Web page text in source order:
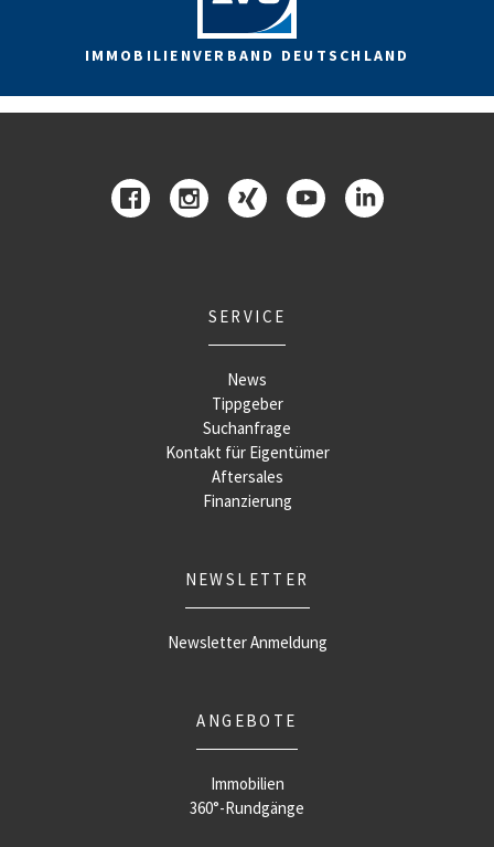
IMMOBILIENVERBAND DEUTSCHLAND
SERVICE
News
Tippgeber
Suchanfrage
Kontakt für Eigentümer
Aftersales
Finanzierung
NEWSLETTER
Newsletter Anmeldung
ANGEBOTE
Immobilien
360°-Rundgänge